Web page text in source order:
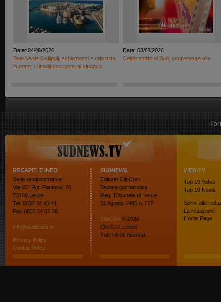
Data: 04/08/2026
Baia Verde Gallipoli, schiamazzi e urla tutta
la notte, i cittadini scrivono al sindaco
Data: 03/08/2026
Caldo umido al Sud, temperature alte
RECAPITI E INFO
Sede amministrativa:
Via 95° Rgt. Fanteria, 70
73100 Lecce
Tel. 0832 34 40 41
Fax 0832 34 02 28
info@sudnews.tv
Privacy Policy
Cookie Policy
SUDNEWS
Editore: ClioCom
Testata giornalistica
Reg. Tribunale di Lecce
31 Agosto 1995 n. 617
ClioCom © 2026
Clio S.r.l. Lecce
Tutti i diritti riservati
WEB-TV
Top 10 Video
Top 10 News
Scrivi alla
La redazione
Home Page